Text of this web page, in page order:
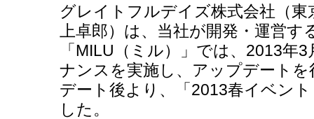
グレイトフルデイズ株式会社（東
上卓郎）は、当社が開発・運営
「MILU（ミル）」では、2013年
ナンスを実施し、アップデート
デート後より、「2013春イベン
した。